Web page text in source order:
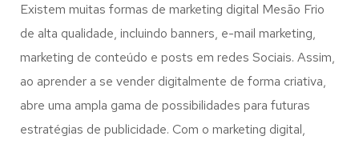
Existem muitas formas de marketing digital Mesão Frio
de alta qualidade, incluindo banners, e-mail marketing,
marketing de conteúdo e posts em redes Sociais. Assim,
ao aprender a se vender digitalmente de forma criativa,
abre uma ampla gama de possibilidades para futuras
estratégias de publicidade. Com o marketing digital,